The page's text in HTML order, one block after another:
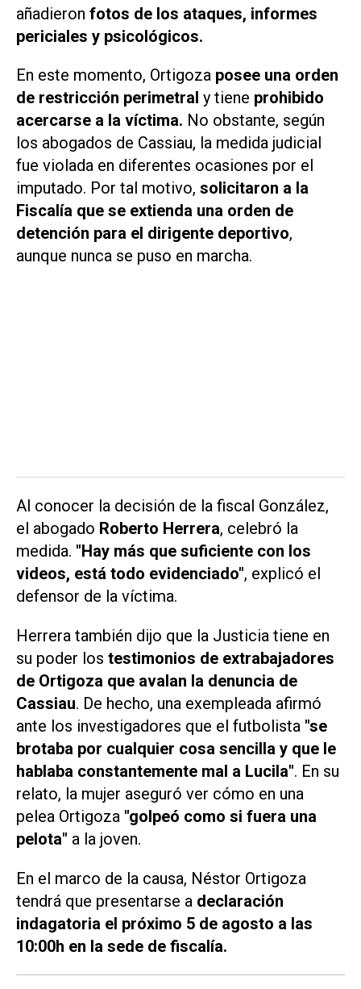
añadieron fotos de los ataques, informes
periciales y psicológicos.
En este momento, Ortigoza posee una orden
de restricción perimetral y tiene prohibido
acercarse a la víctima. No obstante, según
los abogados de Cassiau, la medida judicial
fue violada en diferentes ocasiones por el
imputado. Por tal motivo, solicitaron a la
Fiscalía que se extienda una orden de
detención para el dirigente deportivo,
aunque nunca se puso en marcha.
Al conocer la decisión de la fiscal González,
el abogado Roberto Herrera, celebró la
medida. "Hay más que suficiente con los
videos, está todo evidenciado", explicó el
defensor de la víctima.
Herrera también dijo que la Justicia tiene en
su poder los testimonios de extrabajadores
de Ortigoza que avalan la denuncia de
Cassiau. De hecho, una exempleada afirmó
ante los investigadores que el futbolista "se
brotaba por cualquier cosa sencilla y que le
hablaba constantemente mal a Lucila". En su
relato, la mujer aseguró ver cómo en una
pelea Ortigoza "golpeó como si fuera una
pelota" a la joven.
En el marco de la causa, Néstor Ortigoza
tendrá que presentarse a declaración
indagatoria el próximo 5 de agosto a las
10:00h en la sede de fiscalía.